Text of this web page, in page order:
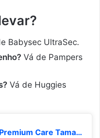
Babysec UltraSec.
Vá de Pampers
Vá de Huggies
Fralda Pampers Premium Care Tamanho P 40 Unidades